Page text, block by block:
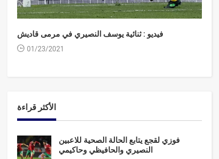
فيديو : ثنائية يوسف النصيري في مرمى قاديش
01/23/2021
الأكثر قراءة
فوزي لقجع يتابع الحالة الصحية للاعبين
النصيري والحافيظي وحاكيمي